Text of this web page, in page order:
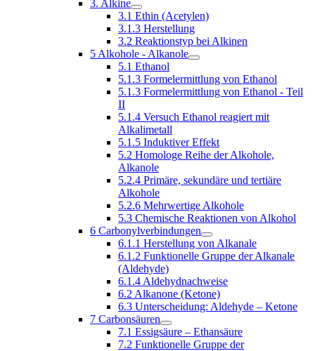
3. Alkine
3.1 Ethin (Acetylen)
3.1.3 Herstellung
3.2 Reaktionstyp bei Alkinen
5 Alkohole - Alkanole
5.1 Ethanol
5.1.3 Formelermittlung von Ethanol
5.1.3 Formelermittlung von Ethanol - Teil
II
5.1.4 Versuch Ethanol reagiert mit
Alkalimetall
5.1.5 Induktiver Effekt
5.2 Homologe Reihe der Alkohole,
Alkanole
5.2.4 Primäre, sekundäre und tertiäre
Alkohole
5.2.6 Mehrwertige Alkohole
5.3 Chemische Reaktionen von Alkohol
6 Carbonylverbindungen
6.1.1 Herstellung von Alkanale
6.1.2 Funktionelle Gruppe der Alkanale
(Aldehyde)
6.1.4 Aldehydnachweise
6.2 Alkanone (Ketone)
6.3 Unterscheidung: Aldehyde – Ketone
7 Carbonsäuren
7.1 Essigsäure – Ethansäure
7.2 Funktionelle Gruppe der